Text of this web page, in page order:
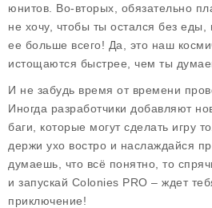
юнитов. Во-вторых, обязательно
не хочу, чтобы ты остался без еды,
ее больше всего! Да, это наш
истощаются быстрее, чем ты
И не забудь время от времени
Иногда разработчики добавляют
баги, которые могут сделать игру
держи ухо востро и наслаждайся
думаешь, что всё понятно, то
и запускай Colonies PRO – ждет
приключение!